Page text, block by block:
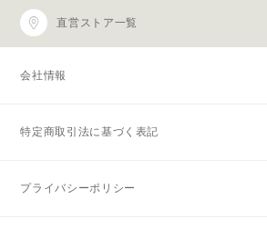
(3)パスワードを用いて当社に対して行われた
の意思表示とみなし、そのために生じる支払
となります。
第3条 (変更)
2. 変更登録がなされなかったことにより生じ
いて行われますのでご注意ください。
直営ストア一覧
会社情報
特定商取引法に基づく表記
プライバシーポリシー